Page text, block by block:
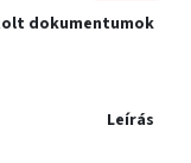
dokumentumok
Leírás